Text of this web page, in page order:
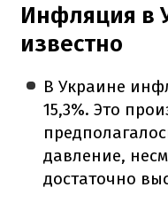
Инфляция в
известно
В Украине
15,3%. Это
давление,
достаточно